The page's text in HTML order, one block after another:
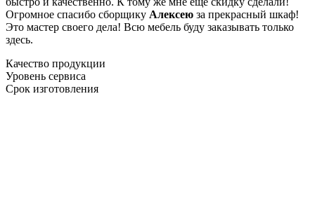
Огромное спасибо сборщику Алексею за прекрасный шкаф!
Это мастер своего дела! Всю мебель буду заказывать только
здесь.
Качество продукции
Уровень сервиса
Срок изготовления